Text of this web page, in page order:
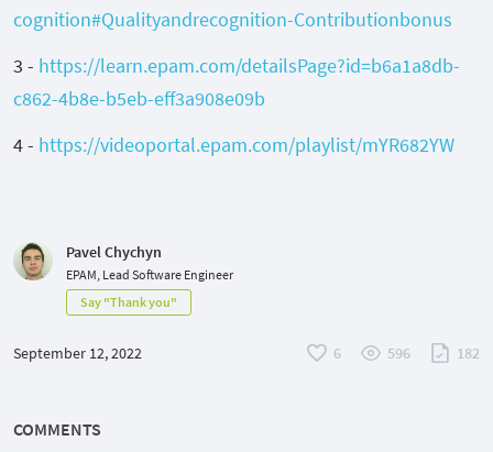
cognition#Qualityandrecognition-Contributionbonus
3 - https://learn.epam.com/detailsPage?id=b6a1a8db-
c862-4b8e-b5eb-eff3a908e09b
4 - https://videoportal.epam.com/playlist/mYR682YW
Pavel Chychyn
EPAM, Lead Software Engineer
Say "Thank you"
September 12, 2022 6 596 182
COMMENTS